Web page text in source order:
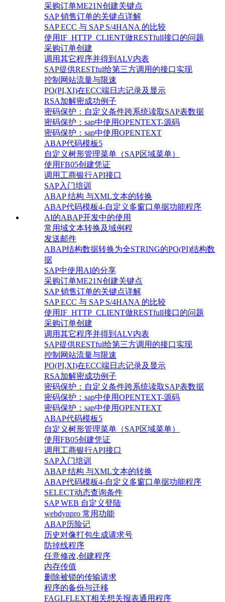
采购订单ME21N创建关键点
SAP 销售订单的关键点详解
SAP ECC 与 SAP S/4HANA 的比较
使用IF_HTTP_CLIENT做RESTfull接口的问题
采购订单创建
调用其它程序并得到ALV内表
SAP提供RESTful给第三方调用的接口实现
控制网站流量与限速
PO(PI,XI)在ECC端日志记录及显示
RSA加解密成功例子
密码保护：自定义条件跨系统读取SAP表数据
密码保护：sap中使用OPENTEXT-源码
密码保护：sap中使用OPENTEXT
ABAP代码模板5
自定义树形管理菜单（SAP区域菜单）
使用FB05创建凭证
调用工商银行API接口
SAP入门培训
ABAP 结构 与XML文本的转换
ABAP代码模板4-自定义多窗口单据功能程序
AI的ABAP开发中的使用
常用域文本转换及域例程
发送邮件
ABAP结构数据转换为全STRING的PO(PI)结构数
据
SAP中使用AI的分享
采购订单ME21N创建关键点
SAP 销售订单的关键点详解
SAP ECC 与 SAP S/4HANA 的比较
使用IF_HTTP_CLIENT做RESTfull接口的问题
采购订单创建
调用其它程序并得到ALV内表
SAP提供RESTful给第三方调用的接口实现
控制网站流量与限速
PO(PI,XI)在ECC端日志记录及显示
RSA加解密成功例子
密码保护：自定义条件跨系统读取SAP表数据
密码保护：sap中使用OPENTEXT-源码
密码保护：sap中使用OPENTEXT
ABAP代码模板5
自定义树形管理菜单（SAP区域菜单）
使用FB05创建凭证
调用工商银行API接口
SAP入门培训
ABAP 结构 与XML文本的转换
ABAP代码模板4-自定义多窗口单据功能程序
SELECT动态查询条件
SAP WEB 自定义登陆
webdynpro 常用功能
ABAP历险记
历史对像打包生成请求号
防掉线程序
任意修改,创建程序
内存传值
删除被锁的传输请求
程序的备份与迁移
FAGLFLEXT相关想关报表通用程序